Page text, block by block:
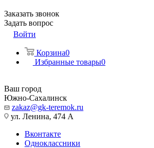
Заказать звонок
Задать вопрос
Войти
Корзина0
Избранные товары0
Ваш город
Южно-Сахалинск
zakaz@gk-teremok.ru
ул. Ленина, 474 А
Вконтакте
Одноклассники